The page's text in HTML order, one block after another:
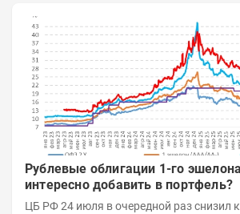
Рублевые облигации 1-го
интересно добавить в портфель?
ЦБ РФ 24 июля в очередной раз снизил